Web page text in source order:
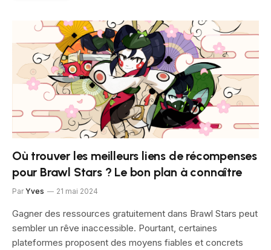
Où trouver les meilleurs liens de récompenses
pour Brawl Stars ? Le bon plan à connaître
Par Yves 21 mai 2024
Gagner des ressources gratuitement dans Brawl Stars peut
sembler un rêve inaccessible. Pourtant, certaines
plateformes proposent des moyens fiables et concrets